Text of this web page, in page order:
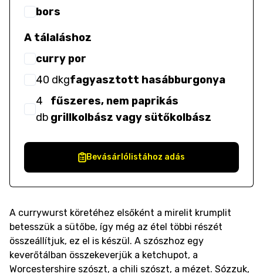
bors
A tálaláshoz
curry por
40 dkgfagyasztott hasábburgonya
4
db
fűszeres, nem paprikás
grillkolbász vagy sütőkolbász
Bevásárlólistához adás
A currywurst köretéhez elsőként a mirelit krumplit
betesszük a sütőbe, így még az étel többi részét
összeállítjuk, ez el is készül. A szószhoz egy
keverőtálban összekeverjük a ketchupot, a
Worcestershire szószt, a chili szószt, a mézet. Sózzuk,